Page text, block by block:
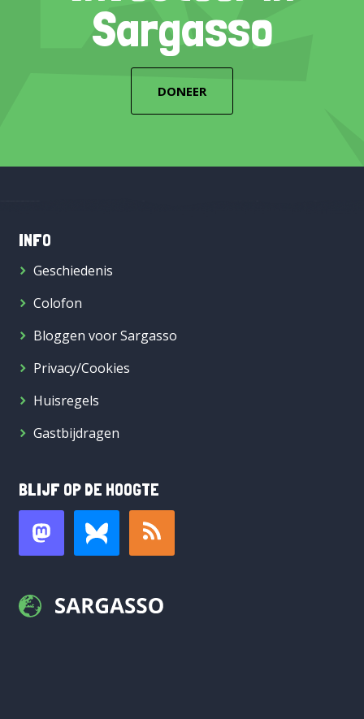
Sargasso
DONEER
INFO
Geschiedenis
Colofon
Bloggen voor Sargasso
Privacy/Cookies
Huisregels
Gastbijdragen
BLIJF OP DE HOOGTE